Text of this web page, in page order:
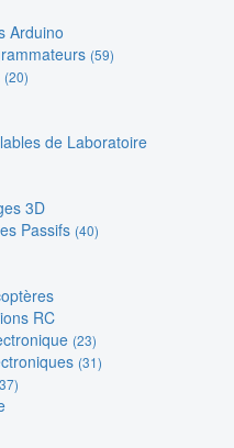
Arduino
(59)
(20)
de Laboratoire
3D
Passifs (40)
RC
(23)
(31)